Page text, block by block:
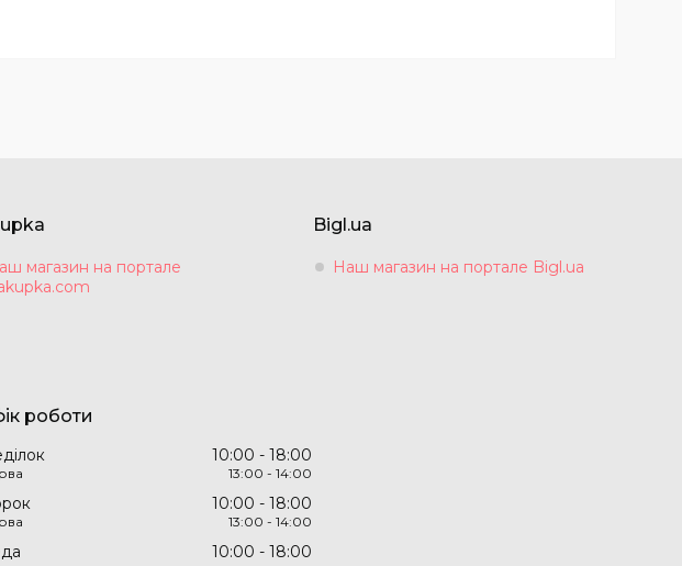
магазин на портале
Bigl.ua
Наш магазин на портале Bigl.ua
роботи
10:00 18:00
13:00 14:00
10:00 18:00
13:00 14:00
10:00 18:00